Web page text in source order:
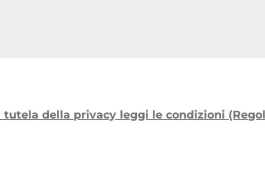
della privacy leggi le condizioni